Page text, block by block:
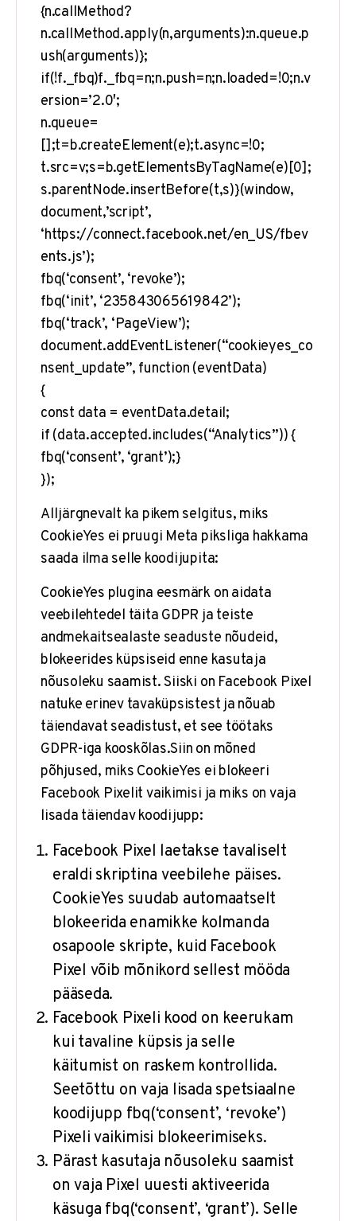
{n.callMethod?
n.callMethod.apply(n,arguments):n.queue.p
ush(arguments)};
if(!f._fbq)f._fbq=n;n.push=n;n.loaded=!0;n.v
ersion=’2.0′;
n.queue=
[];t=b.createElement(e);t.async=!0;
t.src=v;s=b.getElementsByTagName(e)[0];
s.parentNode.insertBefore(t,s)}(window,
document,’script’,
‘https://connect.facebook.net/en_US/fbev
ents.js’);
fbq(‘consent’, ‘revoke’);
fbq(‘init’, ‘235843065619842’);
fbq(‘track’, ‘PageView’);
document.addEventListener(“cookieyes_co
nsent_update”, function (eventData)
{
const data = eventData.detail;
if (data.accepted.includes(“Analytics”)) {
fbq(‘consent’, ‘grant’);}
});
Alljärgnevalt ka pikem selgitus, miks
CookieYes ei pruugi Meta piksliga hakkama
saada ilma selle koodijupita:
CookieYes plugina eesmärk on aidata
veebilehtedel täita GDPR ja teiste
andmekaitsealaste seaduste nõudeid,
blokeerides küpsiseid enne kasutaja
nõusoleku saamist. Siiski on Facebook Pixel
natuke erinev tavaküpsistest ja nõuab
täiendavat seadistust, et see töötaks
GDPR-iga kooskõlas.Siin on mõned
põhjused, miks CookieYes ei blokeeri
Facebook Pixelit vaikimisi ja miks on vaja
lisada täiendav koodijupp:
Facebook Pixel laetakse tavaliselt
eraldi skriptina veebilehe päises.
CookieYes suudab automaatselt
blokeerida enamikke kolmanda
osapoole skripte, kuid Facebook
Pixel võib mõnikord sellest mööda
pääseda.
Facebook Pixeli kood on keerukam
kui tavaline küpsis ja selle
käitumist on raskem kontrollida.
Seetõttu on vaja lisada spetsiaalne
koodijupp fbq(‘consent’, ‘revoke’)
Pixeli vaikimisi blokeerimiseks.
Pärast kasutaja nõusoleku saamist
on vaja Pixel uuesti aktiveerida
käsuga fbq(‘consent’, ‘grant’). Selle